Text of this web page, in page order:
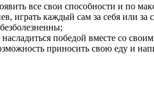
все свои способности и по
играть каждый сам за себя или за
победой вместе со
приносить свою еду и